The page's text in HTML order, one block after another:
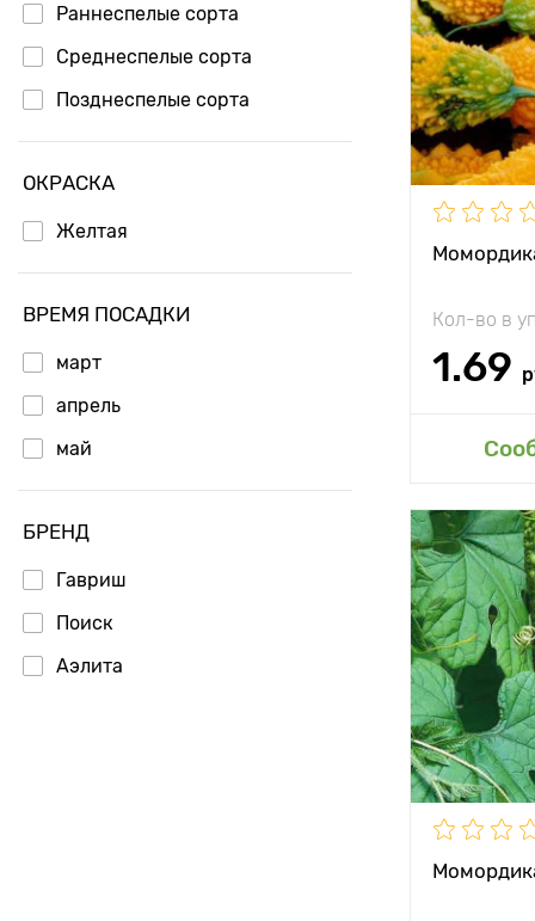
Раннеспелые сорта
Среднеспелые сорта
Позднеспелые сорта
ОКРАСКА
Желтая
ВРЕМЯ ПОСАДКИ
март
апрель
май
БРЕНД
Гавриш
Поиск
Аэлита
Кол-во в
1.69
Растояние
растениями
Период
Вес плода
Высота
Растояние
растениями
Период